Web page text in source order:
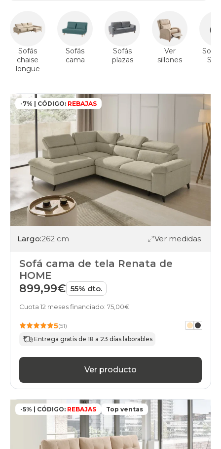
Sofás
chaise
longue
Sofás
cama
Sofás
plazas
Ver
sillones
-7% | CÓDIGO: REBAJAS
Largo:262 cm Ver medidas
Sofá cama de tela Renata de
HOME
899,99€ 55% dto.
Cuota 12 meses financiado: 75,00€
5(51)
Entrega gratis de 18 a 23 días laborables
Ver producto
-5% | CÓDIGO: REBAJAS Top ventas